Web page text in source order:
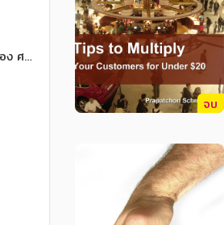
สังคม วัฒนธรรม การปกครอง ศาสนาและปรัชญา
จบ